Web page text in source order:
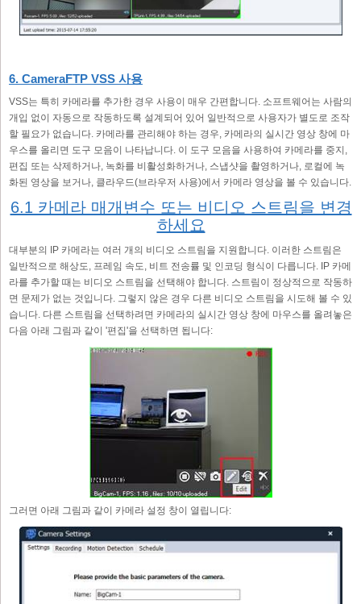
6. CameraFTP VSS 사용
VSS는 특히 카메라를 추가한 경우 사용이 매우 간편합니다. 소프트웨어는 사람의
개입 없이 자동으로 작동하도록 설계되어 있어 일반적으로 사용자가 별도로 조작
할 필요가 없습니다. 카메라를 관리해야 하는 경우, 카메라의 실시간 영상 창에 마
우스를 올리면 도구 모음이 나타납니다. 이 도구 모음을 사용하여 카메라를 중지,
편집 또는 삭제하거나, 녹화를 비활성화하거나, 스냅샷을 촬영하거나, 로컬에 녹
화된 영상을 보거나, 클라우드(브라우저 사용)에서 카메라 영상을 볼 수 있습니다.
6.1 카메라 매개변수 또는 비디오 스트림을 변경
하세요
대부분의 IP 카메라는 여러 개의 비디오 스트림을 지원합니다. 이러한 스트림은
일반적으로 해상도, 프레임 속도, 비트 전송률 및 인코딩 형식이 다릅니다. IP 카메
라를 추가할 때는 비디오 스트림을 선택해야 합니다. 스트림이 정상적으로 작동하
면 문제가 없는 것입니다. 그렇지 않은 경우 다른 비디오 스트림을 시도해 볼 수 있
습니다. 다른 스트림을 선택하려면 카메라의 실시간 영상 창에 마우스를 올려놓은
다음 아래 그림과 같이 '편집'을 선택하면 됩니다:
그러면 아래 그림과 같이 카메라 설정 창이 열립니다: